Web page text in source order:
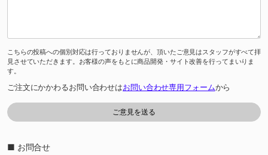
こちらの投稿への個別対応は行っておりませんが、頂いたご意見はスタッフがすべて拝
見させていただきます。お客様の声をもとに商品開発・サイト改善を行ってまいりま
す。
ご注文にかかわるお問い合わせはお問い合わせ専用フォームから
■ お問合せ